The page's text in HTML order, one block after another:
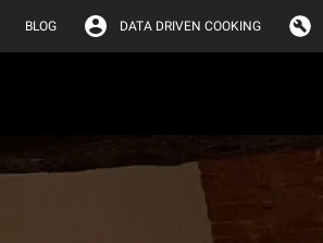
BLOG DATA DRIVEN COOKING